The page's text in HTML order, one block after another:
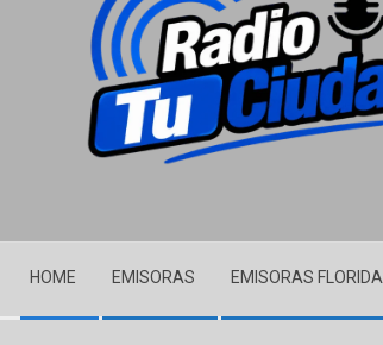
Navigation
Menu
HOME EMISORAS EMISORAS FLORIDA